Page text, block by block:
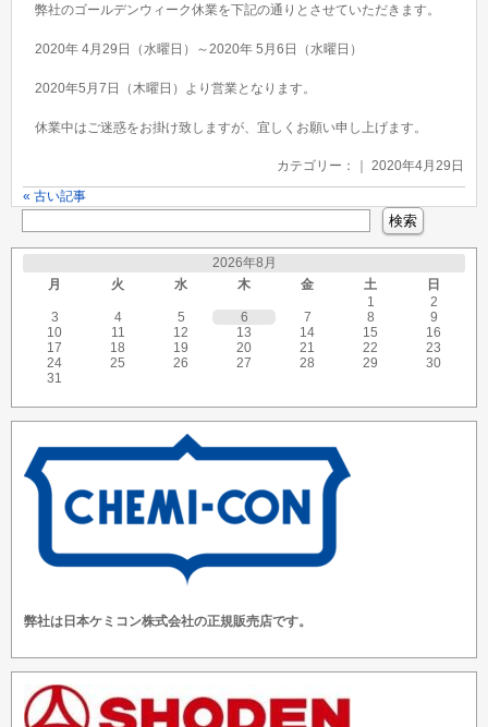
弊社のゴールデンウィーク休業を下記の通りとさせていただきます。
2020年 4月29日（水曜日）～2020年 5月6日（水曜日）
2020年5月7日（木曜日）より営業となります。
休業中はご迷惑をお掛け致しますが、宜しくお願い申し上げます。
カテゴリー：｜ 2020年4月29日
« 古い記事
2026年8月
月
火 水 木 金 土
日
1
2
3
4 5 6 7 8
9
10
11 12 13 14 15
16
17
18 19 20 21 22
23
24
25 26 27 28 29
30
31
弊社は日本ケミコン株式会社の正規販売店です。